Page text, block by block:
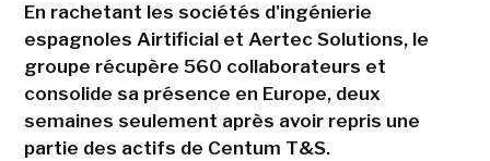
En rachetant les sociétés d'ingénierie
espagnoles Airtificial et Aertec Solutions, le
groupe récupère 560 collaborateurs et
consolide sa présence en Europe, deux
semaines seulement après avoir repris une
partie des actifs de Centum T&S.